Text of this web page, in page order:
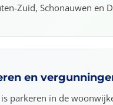
Zuid, Schonauwen en
en
parkeren in de